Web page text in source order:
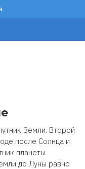
Земли. Второй
после Солнца и
планеты
до Луны равно